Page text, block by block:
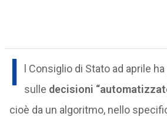
I
l Consiglio di Stato ad aprile
sulle decisioni
cioè da un algoritmo, nello